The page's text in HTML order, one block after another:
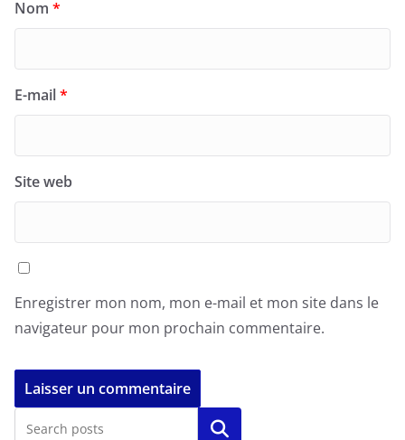
Nom *
E-mail*
Site web
Enregistrer mon nom, mon e-mail et mon site dans le
navigateur pour mon prochain commentaire.
Rechercher